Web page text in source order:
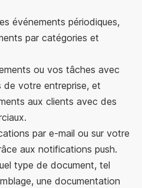
événements périodiques,
par catégories et
ou vos tâches avec
de votre entreprise, et
aux clients avec des
par e-mail ou sur votre
aux notifications push.
type de document, tel
une documentation